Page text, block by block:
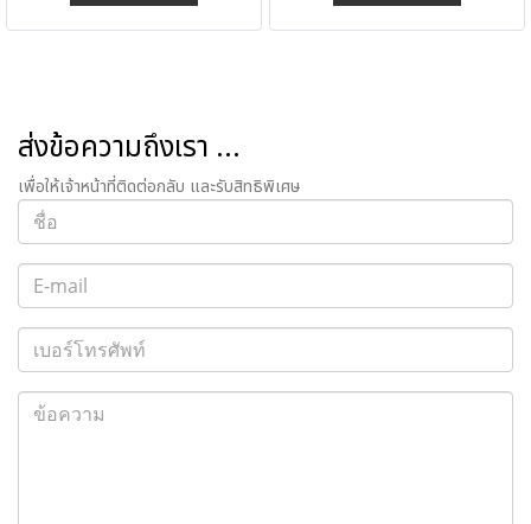
ส่งข้อความถึงเรา ...
เพื่อให้เจ้าหน้าที่ติดต่อกลับ และรับสิทธิพิเศษ